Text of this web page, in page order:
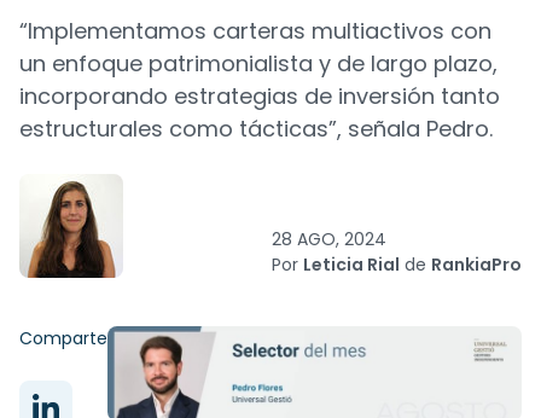
“Implementamos carteras multiactivos con
un enfoque patrimonialista y de largo plazo,
incorporando estrategias de inversión tanto
estructurales como tácticas”, señala Pedro.
28 AGO, 2024
Por Leticia Rial de RankiaPro
Comparte